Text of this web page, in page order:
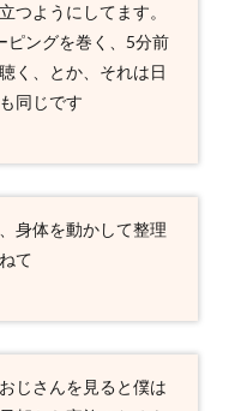
つようにしてます。
ピングを巻く、5分前
く、とか、それは日
同じです
身体を動かして整理
て
じさんを見ると僕は